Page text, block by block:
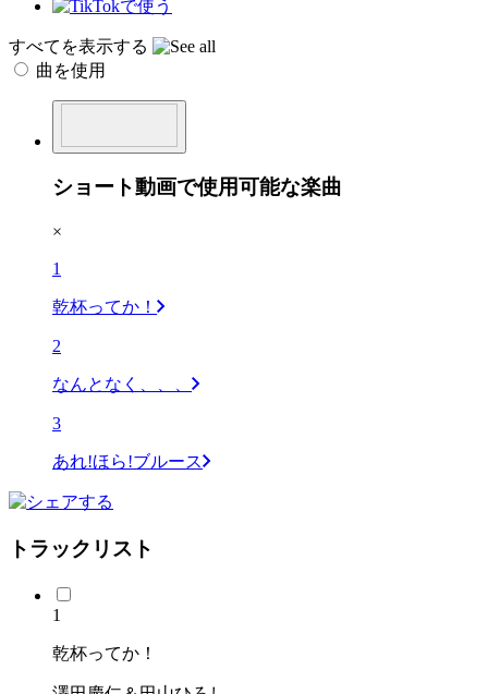
すべてを表示する
曲を使用
ショート動画で使用可能な楽曲
×
1
乾杯ってか！
2
なんとなく、、、
3
あれ!ほら!ブルース
トラックリスト
1
乾杯ってか！